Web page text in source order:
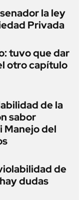
la ley
Privada
tuvo que dar
otro capítulo
de la
sabor
Manejo del
de
dudas